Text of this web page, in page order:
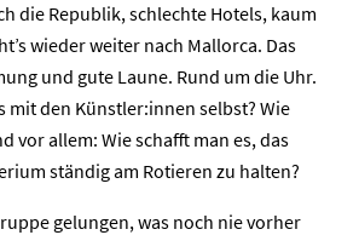
die Republik, schlechte Hotels, kaum
wieder weiter nach Mallorca. Das
und gute Laune. Rund um die Uhr.
mit den Künstler:innen selbst? Wie
vor allem: Wie schafft man es, das
ständig am Rotieren zu halten?
gelungen, was noch nie vorher